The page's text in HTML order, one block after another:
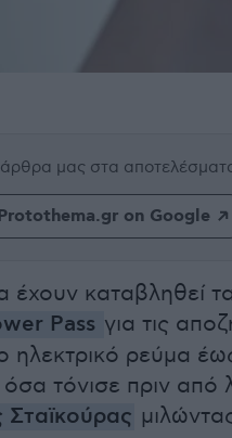
άρθρα μας στα
on Google
έχουν καταβληθεί
Pass για τις
ηλεκτρικό ρεύμα
τόνισε πριν από